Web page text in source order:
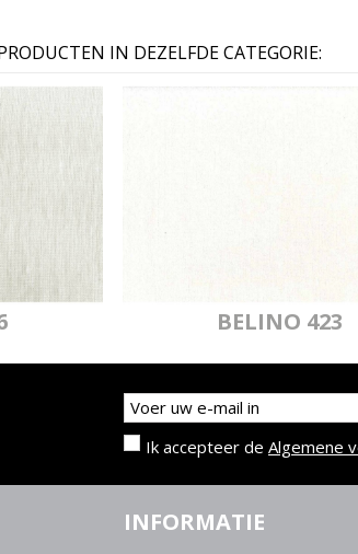
IN DEZELFDE CATEGORIE:
BELINO 423
Ik accepteer de Algemene
INFORMATIE